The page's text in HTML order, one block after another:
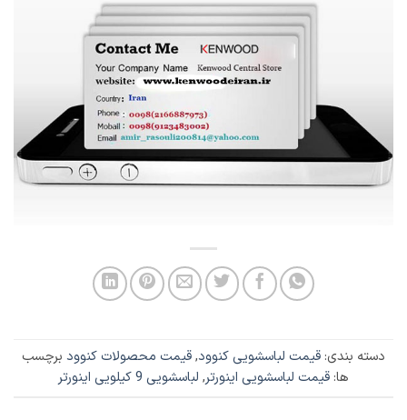
دسته بندی: قیمت لباسشویی کنوود,قیمت محصولات کنوود برچسب
ها: قیمت لباسشویی اینورتر, لباسشویی 9 کیلویی اینورتر